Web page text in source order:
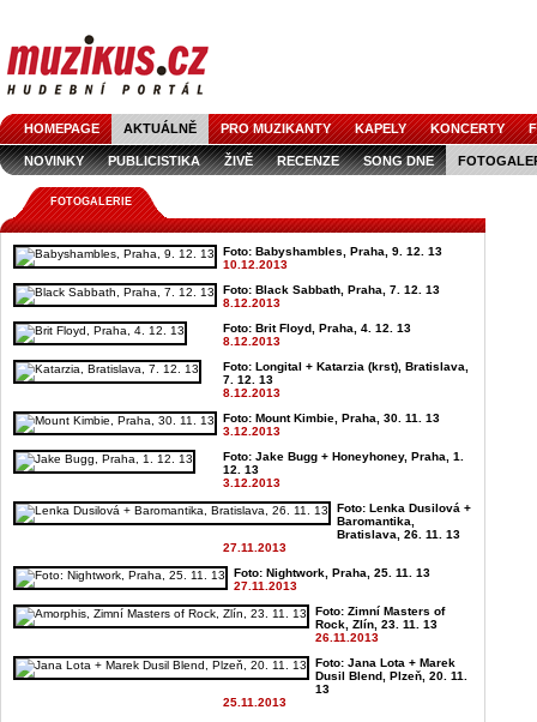
HOMEPAGE AKTUÁLNĚ PRO MUZIKANTY KAPELY KONCERTY
NOVINKY PUBLICISTIKA ŽIVĚ RECENZE SONG DNE
FOTOGALERIE
Foto: Babyshambles, Praha, 9. 12. 13
10.12.2013
Foto: Black Sabbath, Praha, 7. 12. 13
8.12.2013
Foto: Brit Floyd, Praha, 4. 12. 13
8.12.2013
Foto: Longital + Katarzia (krst), Bratislava,
7. 12. 13
8.12.2013
Foto: Mount Kimbie, Praha, 30. 11. 13
3.12.2013
Foto: Jake Bugg + Honeyhoney, Praha, 1.
12. 13
3.12.2013
Foto: Lenka Dusilová +
Baromantika,
Bratislava, 26. 11. 13
27.11.2013
Foto: Nightwork, Praha, 25. 11. 13
27.11.2013
Foto: Zimní Masters of
Rock, Zlín, 23. 11. 13
26.11.2013
Foto: Jana Lota + Marek
Dusil Blend, Plzeň, 20. 11.
13
25.11.2013